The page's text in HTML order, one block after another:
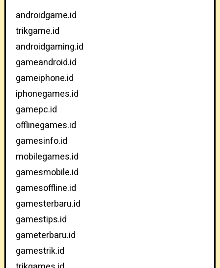
androidgame.id
trikgame.id
androidgaming.id
gameandroid.id
gameiphone.id
iphonegames.id
gamepc.id
offlinegames.id
gamesinfo.id
mobilegames.id
gamesmobile.id
gamesoffline.id
gamesterbaru.id
gamestips.id
gameterbaru.id
gamestrik.id